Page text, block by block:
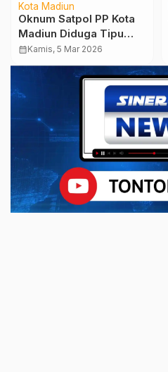
Kota Madiun
Oknum Satpol PP Kota
Madiun Diduga Tipu
Warga Rp150 Juta,
Langsung Dipecat
calendar_monthKamis, 5 Mar 2026